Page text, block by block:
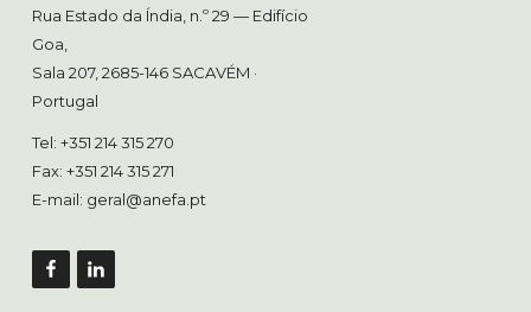
Rua Estado da Índia, n.º 29 — Edifício
Goa,
Sala 207, 2685-146 SACAVÉM ·
Portugal
Tel: +351 214 315 270
Fax: +351 214 315 271
E-mail: geral@anefa.pt